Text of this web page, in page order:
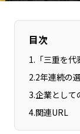
河内エリア
奈良エリア
鳥取エリア
目次
1. 「三重を
2.2年連続の
3.企業として
4.関連URL